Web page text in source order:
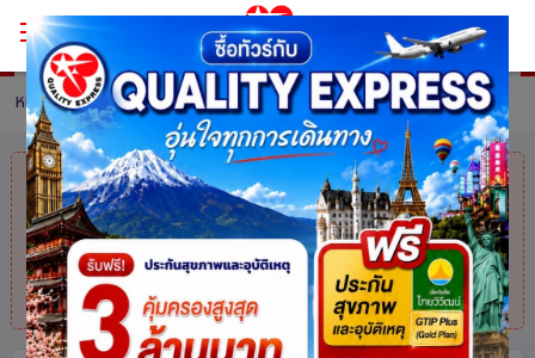
หน้าหลัก ทัวร์ Denmark รายละเอียดทัวร์
คุณมาช้าไปแล้ว สินค้าหมดแล้วค่ะแต่ไม่
ต้องห่วง! สอบถามสินค้าคล้ายกันได้ที่
โทร.025113000